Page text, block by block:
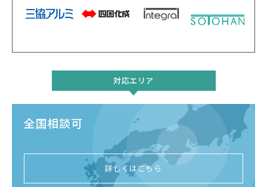
対応エリア
全国相談可
詳しくはこちら